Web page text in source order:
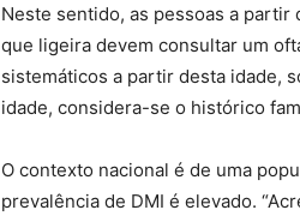
Neste sentido, as pessoas a partir
que ligeira devem consultar um
sistemáticos a partir desta idade,
idade, considera-se o histórico
O contexto nacional é de uma
prevalência de DMI é elevado.